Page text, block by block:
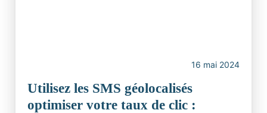
16 mai 2024
Utilisez les SMS géolocalisés
optimiser votre taux de clic :